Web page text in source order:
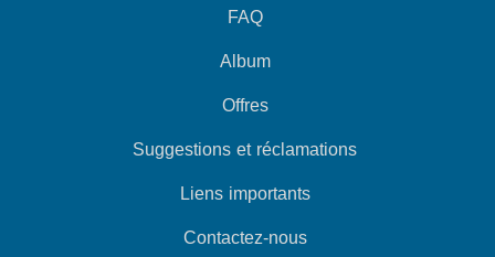
FAQ
Album
Offres
Suggestions et réclamations
Liens importants
Contactez-nous